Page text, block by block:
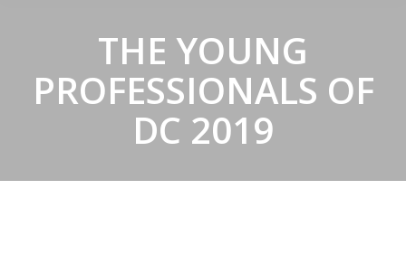
THE YOUNG
PROFESSIONALS OF
DC 2019